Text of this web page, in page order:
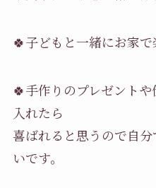
🍀子どもと一緒にお家で
🍀手作りのプレゼント
入れたら
喜ばれると思うので自
いです。